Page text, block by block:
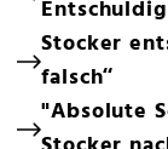
Stocker
falsch“
"Absolute